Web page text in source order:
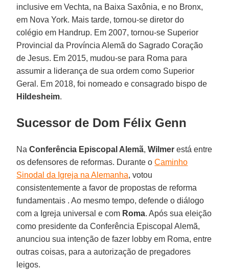
inclusive em Vechta, na Baixa Saxônia, e no Bronx,
em Nova York. Mais tarde, tornou-se diretor do
colégio em Handrup. Em 2007, tornou-se Superior
Provincial da Província Alemã do Sagrado Coração
de Jesus. Em 2015, mudou-se para Roma para
assumir a liderança de sua ordem como Superior
Geral. Em 2018, foi nomeado e consagrado bispo de
Hildesheim.
Sucessor de Dom Félix Genn
NaConferência Episcopal Alemã,Wilmer está entre
os defensores de reformas. Durante oCaminho
Sinodal da Igreja na Alemanha, votou
consistentemente a favor de propostas de reforma
fundamentais . Ao mesmo tempo, defende o diálogo
com a Igreja universal e com Roma. Após sua eleição
como presidente da Conferência Episcopal Alemã,
anunciou sua intenção de fazer lobby em Roma, entre
outras coisas, para a autorização de pregadores
leigos.